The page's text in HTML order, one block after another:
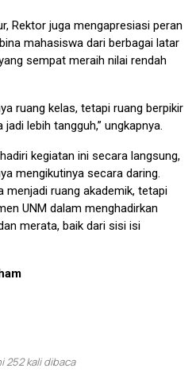
Rektor juga mengapresiasi peran
mahasiswa dari berbagai latar
sempat meraih nilai rendah
ruang kelas, tetapi ruang berpikir
lebih tangguh,” ungkapnya.
kegiatan ini secara langsung,
mengikutinya secara daring.
menjadi ruang akademik, tetapi
UNM dalam menghadirkan
merata, baik dari sisi isi
252 kali dibaca